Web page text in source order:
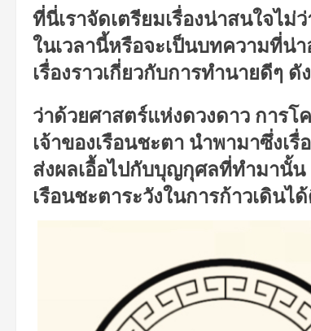
ที่นี่เราจัดเตรียมเรื่องน่าสนใจไ
ในเวลานี้หรือจะเป็นบทความที่น่
เรื่องราวเกี่ยวกับการทำนายดีๆ ดั
ว่าด้วยศาสตร์แห่งดวงดาวการโ
เจ้าของเรือนชะตานำพามาซึ่งเรื่
ส่งผลเอื้อไปกับบุญกุศลที่ทำมานั้น
เรือนชะตาระวังในการก้าวเดินไ